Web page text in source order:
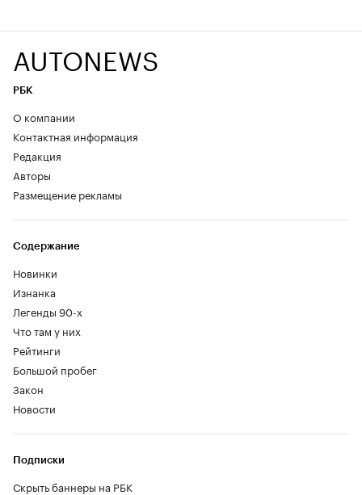
AUTONEWS
РБК
О компании
Контактная информация
Редакция
Авторы
Размещение рекламы
Содержание
Новинки
Изнанка
Легенды 90-х
Что там у них
Рейтинги
Большой пробег
Закон
Новости
Подписки
Скрыть баннеры на РБК